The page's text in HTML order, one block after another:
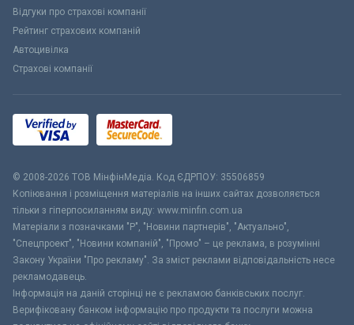
Відгуки про страхові компанії
Рейтинг страхових компаній
Автоцивілка
Страхові компанії
© 2008-2026 ТОВ МiнфiнМедiа. Код ЄДРПОУ: 35506859
Копіювання і розміщення матеріалів на інших сайтах дозволяється
тільки з гіперпосиланням виду: www.minfin.com.ua
Матеріали з позначками "Р", "Новини партнерів", "Актуально",
"Спецпроект", "Новини компаній", "Промо" – це реклама, в розумінні
Закону України "Про рекламу". За зміст реклами відповідальність несе
рекламодавець.
Інформація на даній сторінці не є рекламою банківських послуг.
Верифіковану банком інформацію про продукти та послуги можна